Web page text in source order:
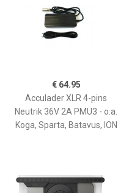
€ 64.95
Acculader XLR 4-pins
Neutrik 36V 2A PMU3 - o.a.
Koga, Sparta, Batavus, ION